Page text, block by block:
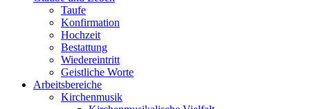
Taufe
Konfirmation
Hochzeit
Bestattung
Wiedereintritt
Geistliche Worte
Arbeitsbereiche
Kirchenmusik